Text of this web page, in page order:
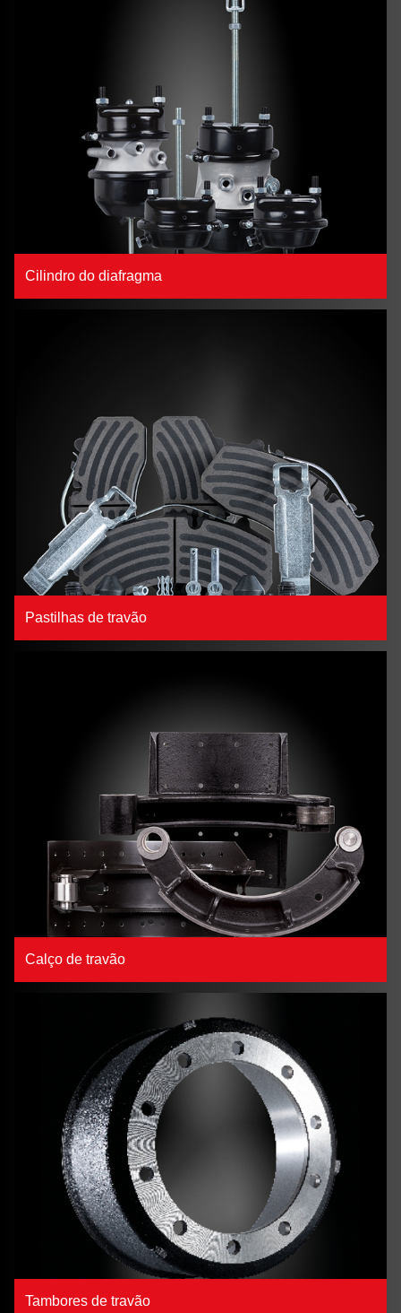
Cilindro do diafragma
Pastilhas de travão
Calço de travão
Tambores de travão